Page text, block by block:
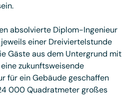
absolvierte Diplom-Ingenieur
einer Dreiviertelstunde
Gäste aus dem Untergrund mit
zukunftsweisende
für ein Gebäude geschaffen
000 Quadratmeter großes